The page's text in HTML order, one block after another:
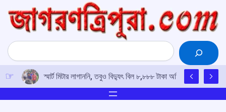
content
Search
স্মার্ট মিটার লাগাননি, তবুও বিদ্যুৎ বিল ৮,৮৮৮ টাকা অফিসে তালা ঝুলিয়ে